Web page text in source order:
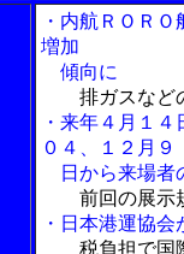
・内航ＲＯＲ
増加
傾向に
排ガスなど
・来年４月１
０４、１２月９
日から来場者
前回の展示
・日本港運協
税負担で国